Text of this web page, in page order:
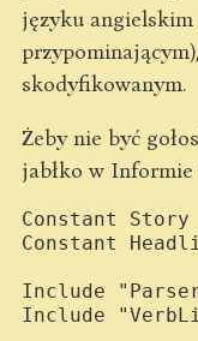
języku angielskim
skodyfikowanym.
Żeby nie być
jabłko w Informie
Constant
Constant
Include
Include